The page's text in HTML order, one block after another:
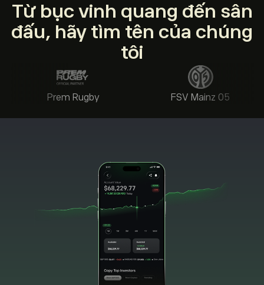
Từ bục vinh quang đến sân
đấu, hãy tìm tên của chúng
tôi
Prem Rugby FSV Mainz 05